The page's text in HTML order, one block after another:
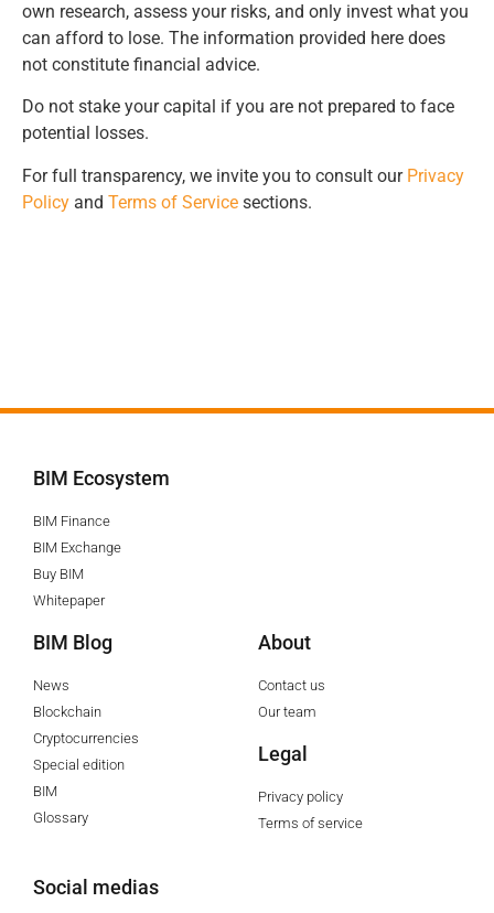
own research, assess your risks, and only invest what you
can afford to lose. The information provided here does
not constitute financial advice.
Do not stake your capital if you are not prepared to face
potential losses.
For full transparency, we invite you to consult our Privacy
Policy and Terms of Service sections.
BIM Ecosystem
BIM Finance
BIM Exchange
Buy BIM
Whitepaper
BIM Blog
News
Blockchain
Cryptocurrencies
Special edition
BIM
Glossary
About
Contact us
Our team
Legal
Privacy policy
Terms of service
Social medias